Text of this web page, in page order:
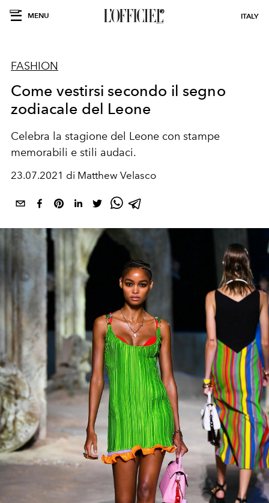
MENU ITALY
FASHION
Come vestirsi secondo il segno
zodiacale del Leone
Celebra la stagione del Leone con stampe
memorabili e stili audaci.
23.07.2021 di Matthew Velasco